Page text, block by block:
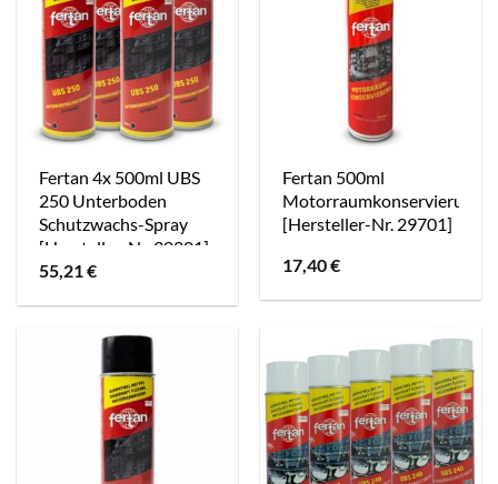
Fertan 4x 500ml UBS
250 Unterboden
Schutzwachs-Spray
[Hersteller-Nr. 30201]
55,21€
Fertan 500ml
Motorraumkonservierung
[Hersteller-Nr. 29701]
17,40€